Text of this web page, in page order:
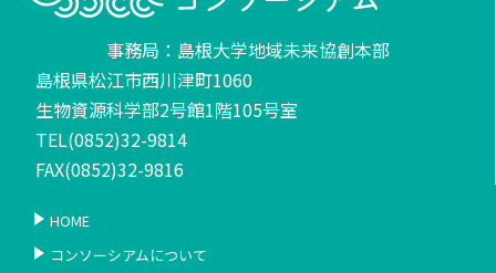
事務局：島根大学地域未来協創本部
島根県松江市西川津町1060
生物資源科学部2号館1階105号室
TEL(0852)32-9814
FAX(0852)32-9816
HOME
コンソーシアムについて